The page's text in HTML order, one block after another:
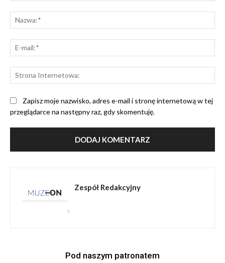
Zapisz moje nazwisko, adres e-mail i stronę internetową w tej
przeglądarce na następny raz, gdy skomentuję.
Zespół Redakcyjny
Pod naszym patronatem